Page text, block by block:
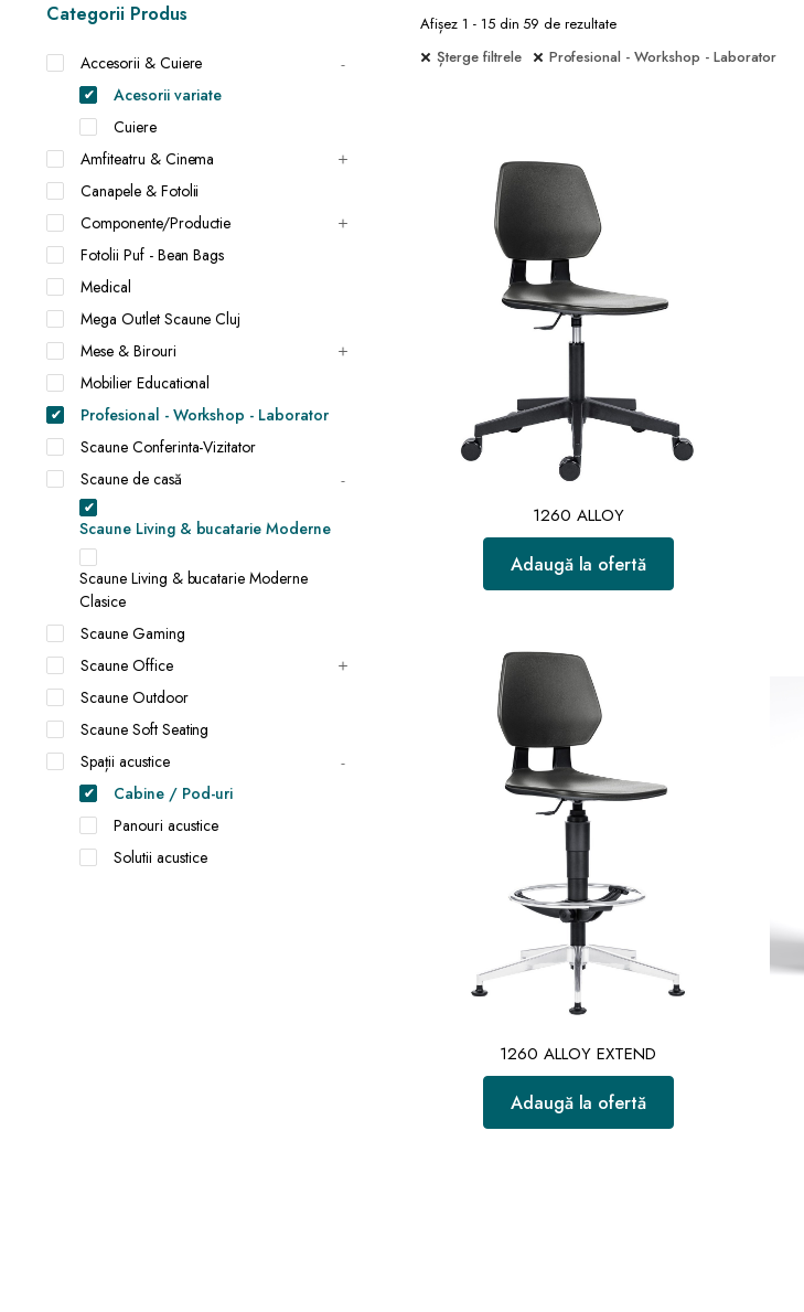
Afișez 1 - 15 din 59 de rezultate
Șterge filtrele
Profesional - Workshop - Laborator
1260 ALLOY
Adaugă la ofertă
1260 ALLOY EXTEND
Adaugă la ofertă
Categorii Produs
Accesorii & Cuiere
Acesorii variate
Cuiere
Amfiteatru & Cinema
Canapele & Fotolii
Componente/Productie
Fotolii Puf - Bean Bags
Medical
Mega Outlet Scaune Cluj
Mese & Birouri
Mobilier Educational
Profesional - Workshop - Laborator
Scaune Conferinta-Vizitator
Scaune de casă
Scaune Living & bucatarie Moderne
Scaune Living & bucatarie Moderne
Clasice
Scaune Gaming
Scaune Office
Scaune Outdoor
Scaune Soft Seating
Spații acustice
Cabine / Pod-uri
Panouri acustice
Solutii acustice